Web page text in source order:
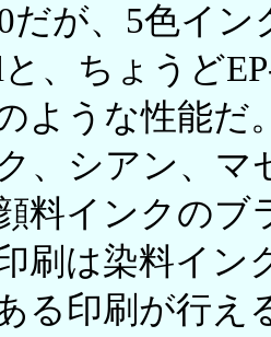
だが、5色イ
、ちょうど
ような性能だ
、シアン、マ
料インクのブ
刷は染料イン
る印刷が行え